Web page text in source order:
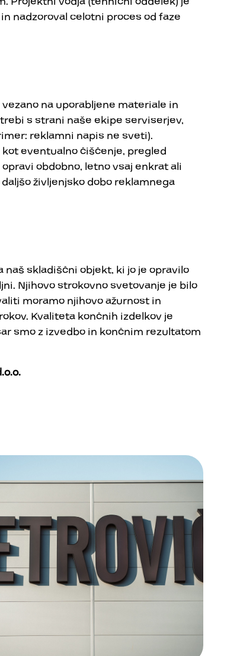
nadzoroval celotni proces od faze
na uporabljene materiale in
s strani naše ekipe serviserjev,
reklamni napis ne sveti).
eventualno čiščenje, pregled
obdobno, letno vsaj enkrat ali
življenjsko dobo reklamnega
skladiščni objekt, ki jo je opravilo
Njihovo strokovno svetovanje je bilo
moramo njihovo ažurnost in
Kvaliteta končnih izdelkov je
smo z izvedbo in končnim rezultatom